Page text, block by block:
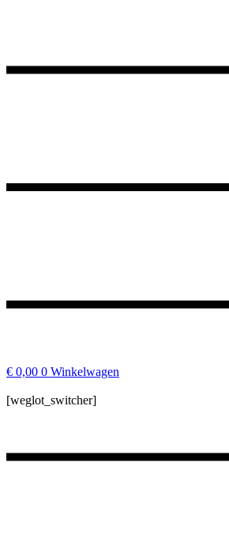
€ 0,00 0 Winkelwagen
[weglot_switcher]